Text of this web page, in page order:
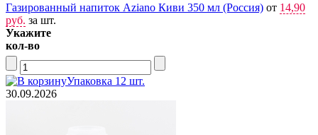
Газированный напиток Aziano Киви 350 мл (Россия) от 14,90
руб. за шт.
Укажите
кол-во
Упаковка 12 шт.
30.09.2026